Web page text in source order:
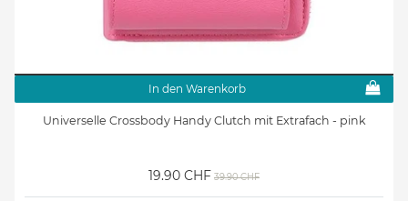
In den Warenkorb
Universelle Crossbody Handy Clutch mit Extrafach - pink
19.90 CHF 39.90 CHF